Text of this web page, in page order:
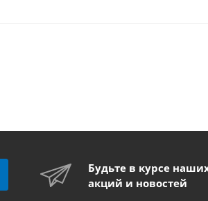
Будьте в курсе
акций и новостей